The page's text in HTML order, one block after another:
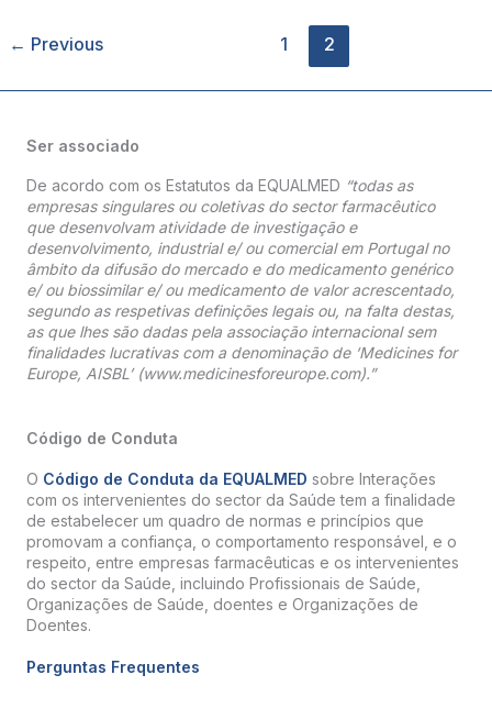
← Previous 1 2
Ser associado
De acordo com os Estatutos da EQUALMED “todas as
empresas singulares ou coletivas do sector farmacêutico
que desenvolvam atividade de investigação e
desenvolvimento, industrial e/ ou comercial em Portugal no
âmbito da difusão do mercado e do medicamento genérico
e/ ou biossimilar e/ ou medicamento de valor acrescentado,
segundo as respetivas definições legais ou, na falta destas,
as que lhes são dadas pela associação internacional sem
finalidades lucrativas com a denominação de ‘Medicines for
Europe, AISBL’ (www.medicinesforeurope.com).”
Código de Conduta
O Código de Conduta da EQUALMED sobre Interações
com os intervenientes do sector da Saúde tem a finalidade
de estabelecer um quadro de normas e princípios que
promovam a confiança, o comportamento responsável, e o
respeito, entre empresas farmacêuticas e os intervenientes
do sector da Saúde, incluindo Profissionais de Saúde,
Organizações de Saúde, doentes e Organizações de
Doentes.
Perguntas Frequentes